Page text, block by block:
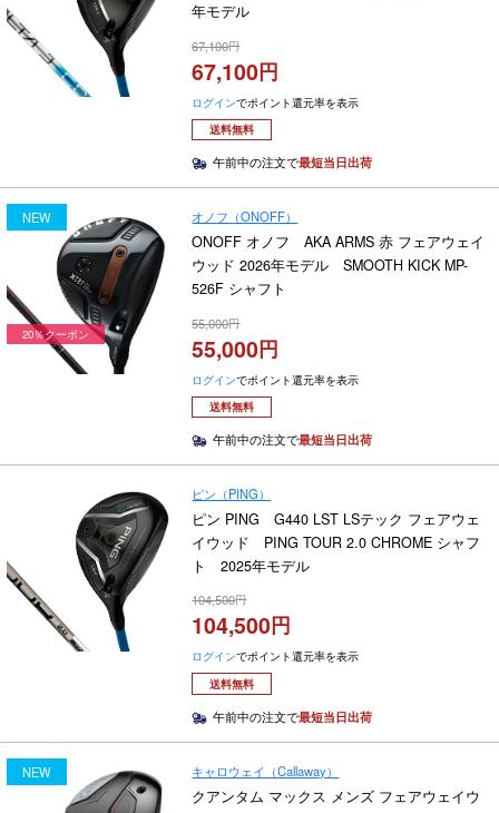
年モデル
67,100
67,100
ログインでポイント還元率を表示
送料無料
午前中の注文で最短当日出荷
NEW オノフ（ONOFF）
ONOFF オノフ AKA ARMS 赤 フェアウェイ
ウッド 2026年モデル SMOOTH KICK MP-
526F シャフト
55,000
55,000
ログインでポイント還元率を表示
送料無料
20％クーポン
午前中の注文で最短当日出荷
ピン（PING）
ピン PING G440 LST LSテック フェアウェ
イウッド PING TOUR 2.0 CHROME シャフ
ト 2025年モデル
104,500
104,500
ログインでポイント還元率を表示
送料無料
午前中の注文で最短当日出荷
NEW キャロウェイ（Callaway）
クアンタム マックス メンズ フェアウェイウ